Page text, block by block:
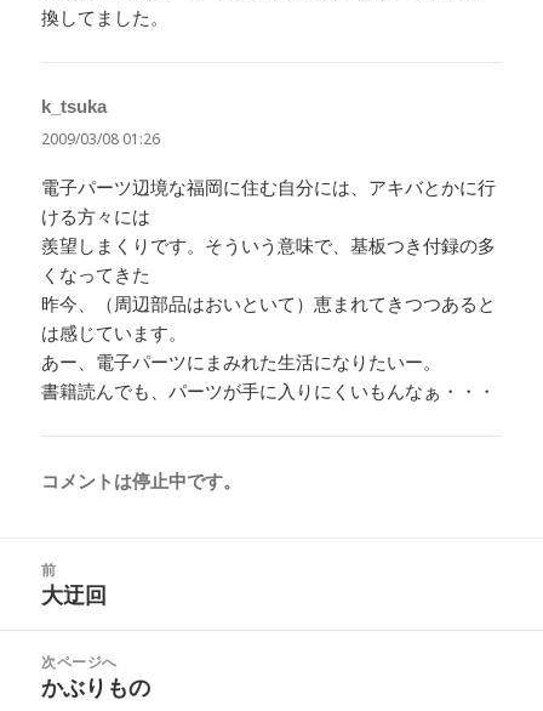
換してました。
k_tsuka
り:
2009/03/08 01:26
電子パーツ辺境な福岡に住む自分には、アキバとかに行
ける方々には
羨望しまくりです。そういう意味で、基板つき付録の多
くなってきた
昨今、（周辺部品はおいといて）恵まれてきつつあると
は感じています。
あー、電子パーツにまみれた生活になりたいー。
書籍読んでも、パーツが手に入りにくいもんなぁ・・・
コメントは停止中です。
前
前
投
稿:
大迂回
次ページへ
次
かぶりもの